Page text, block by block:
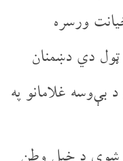
ورسره
دي دښمنان
غلامانو په